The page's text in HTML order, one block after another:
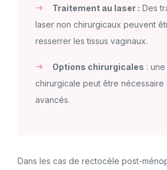
Traitement au laser : Des
laser non chirurgicaux peuvent
resserrer les tissus vaginaux.
Options chirurgicales :
chirurgicale peut être nécessaire
avancés.
Dans les cas de rectocèle post-